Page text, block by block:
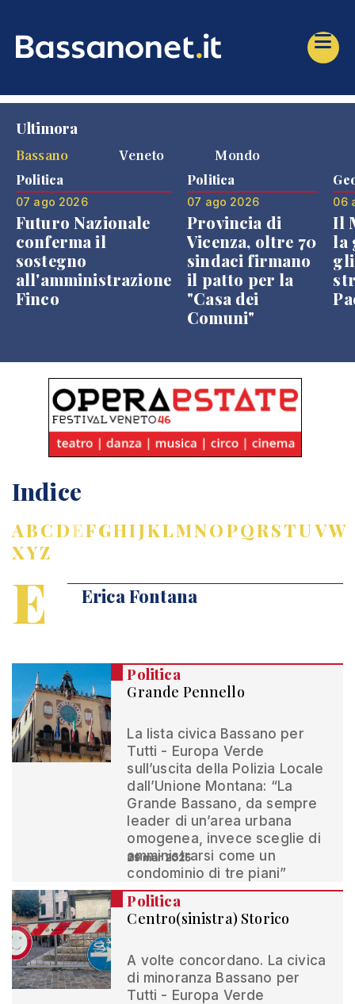
Ultimora
Bassano
Veneto Mondo
Politica
07 ago 2026
Futuro Nazionale
conferma il
sostegno
all'amministrazione
Finco
Politica
07 ago 2026
Provincia di
Vicenza, oltre 70
sindaci firmano
il patto per la
"Casa dei
Comuni"
06
Il
la
Indice
ABCDEFGHIJKLMNOPQRSTUVW
XYZ
E Erica Fontana
Politica
Grande Pennello
La lista civica Bassano per
Tutti - Europa Verde
sull’uscita della Polizia Locale
dall’Unione Montana: “La
Grande Bassano, da sempre
leader di un’area urbana
omogenea, invece sceglie di
amministrarsi come un
condominio di tre piani”
29 mar 2025
Politica
Centro(sinistra) Storico
A volte concordano. La civica
di minoranza Bassano per
Tutti - Europa Verde